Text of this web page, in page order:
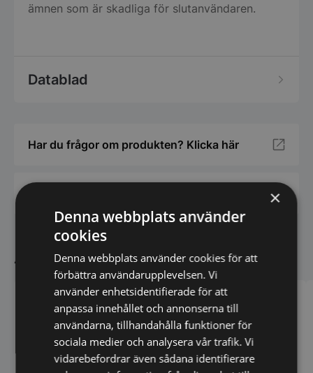
ämnen som är skadliga för slutanvändaren.
Datablad
Har du frågor om produkten? Klicka här
Andra köpte även
×
Denna webbplats använder
cookies
Denna webbplats använder cookies för att
förbättra användarupplevelsen. Vi
använder enhetsidentifierade för att
anpassa innehållet och annonserna till
användarna, tillhandahålla funktioner för
sociala medier och analysera vår trafik. Vi
vidarebefordrar även sådana identifierare